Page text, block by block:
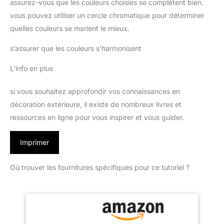
assurez-vous que les couleurs choisies se complètent bien.
vous pouvez utiliser un cercle chromatique pour déterminer
quelles couleurs se marient le mieux.
s’assurer que les couleurs s’harmonisent
L’info en plus
si vous souhaitez approfondir vos connaissances en
décoration extérieure, il existe de nombreux livres et
ressources en ligne pour vous inspirer et vous guider.
Imprimer
Où trouver les fournitures spécifiques pour ce tutoriel ?